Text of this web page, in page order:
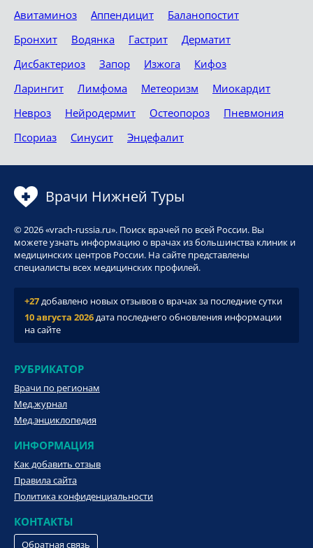
Авитаминоз Аппендицит
Баланопостит
Бронхит
Водянка Гастрит
Дерматит
Дисбактериоз
Запор Изжога
Кифоз
Ларингит
Лимфома Метеоризм
Миокардит
Невроз
Нейродермит Остеопороз
Пневмония
Псориаз
Синусит Энцефалит
Врачи Нижней Туры
© 2026 «vrach-russia.ru». Поиск врачей по всей России. Вы
можете узнать информацию о врачах из большинства клиник и
медицинских центров России. На сайте представлены
специалисты всех медицинских профилей.
+27добавлено новых отзывов о врачах за последние сутки
10 августа 2026дата последнего обновления информации
на сайте
РУБРИКАТОР
Врачи по регионам
Мед.журнал
Мед.энциклопедия
ИНФОРМАЦИЯ
Как добавить отзыв
Правила сайта
Политика конфиденциальности
КОНТАКТЫ
Обратная связь